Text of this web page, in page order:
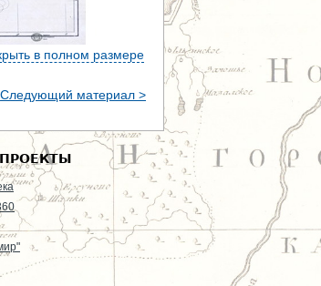
в полном размере
Следующий материал >